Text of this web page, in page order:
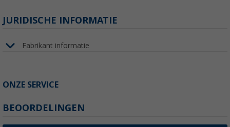
JURIDISCHE INFORMATIE
Fabrikant informatie
ONZE SERVICE
BEOORDELINGEN